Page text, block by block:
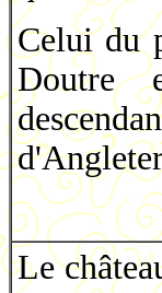
Celui du
Doutre
Le